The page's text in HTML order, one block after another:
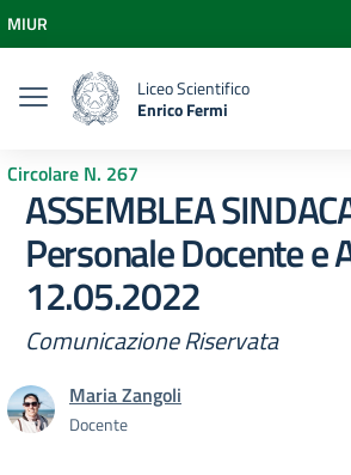
Vai al menu di navigazione
Vai al footer
MIUR
Liceo Scientifico
Enrico Fermi
Circolare N. 267
ASSEMBLEA
Personale Docente e
12.05.2022
Comunicazione Riservata
Maria Zangoli
Docente